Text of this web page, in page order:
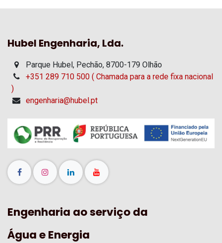
Hubel Engenharia, Lda.
Parque Hubel, Pechão, 8700-179 Olhão
+351 289 710 500 ( Chamada para a rede fixa nacional
)
engenharia@hubel.pt
Engenharia ao serviço da
Água e Energia